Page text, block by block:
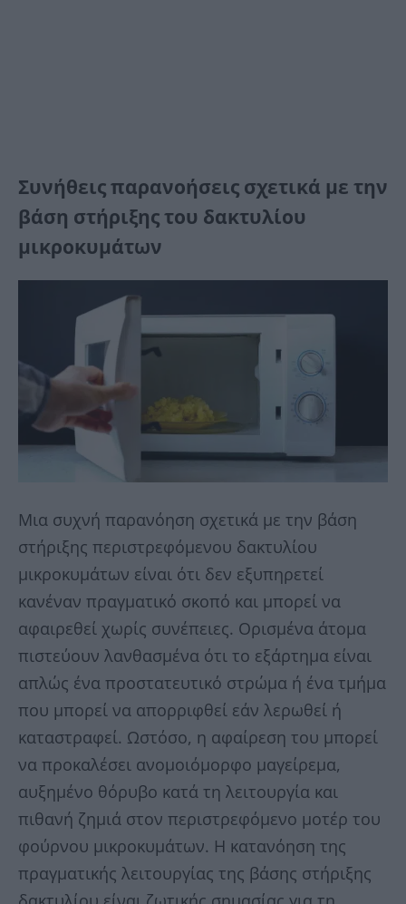
Συνήθεις παρανοήσεις σχετικά με την
βάση στήριξης του δακτυλίου
μικροκυμάτων
Μια συχνή παρανόηση σχετικά με την βάση
στήριξης περιστρεφόμενου δακτυλίου
μικροκυμάτων είναι ότι δεν εξυπηρετεί
κανέναν πραγματικό σκοπό και μπορεί να
αφαιρεθεί χωρίς συνέπειες. Ορισμένα άτομα
πιστεύουν λανθασμένα ότι το εξάρτημα είναι
απλώς ένα προστατευτικό στρώμα ή ένα τμήμα
που μπορεί να απορριφθεί εάν λερωθεί ή
καταστραφεί. Ωστόσο, η αφαίρεση του μπορεί
να προκαλέσει ανομοιόμορφο μαγείρεμα,
αυξημένο θόρυβο κατά τη λειτουργία και
πιθανή ζημιά στον περιστρεφόμενο μοτέρ του
φούρνου μικροκυμάτων. Η κατανόηση της
πραγματικής λειτουργίας της βάσης στήριξης